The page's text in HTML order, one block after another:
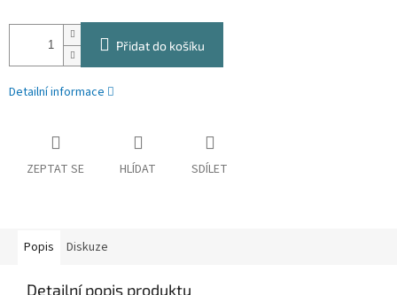
Přidat do košíku
Detailní informace
ZEPTAT SE HLÍDAT SDÍLET
Popis Diskuze
Detailní popis produktu